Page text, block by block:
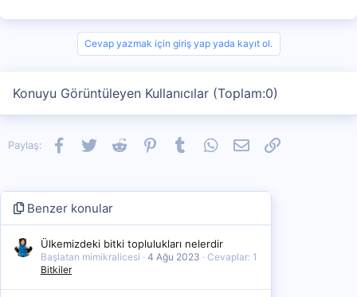
Cevap yazmak için giriş yap yada kayıt ol.
Konuyu Görüntüleyen Kullanıcılar (Toplam:0)
Paylaş: Facebook
TwitterReddit PinterestTumblrWhatsApp
E-postaLink
Benzer konular
Ülkemizdeki bitki toplulukları nelerdir
Başlatan mimikralicesi 4 Ağu 2023
Cevaplar: 1
Bitkiler